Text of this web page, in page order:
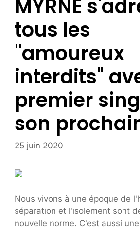
MYRNE
tous les
"amoureux
interdits"
premier
son
25 juin 2020
Nous vivons à une époque de
séparation et l'isolement sont
nouvelle norme. C'est aussi